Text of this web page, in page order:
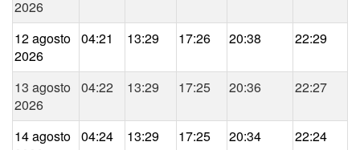
2026
12 agosto
2026
04:21 13:29 17:26 20:38 22:29
13 agosto
2026
04:22 13:29 17:25 20:36 22:27
14 agosto 04:24 13:29 17:25 20:34 22:24